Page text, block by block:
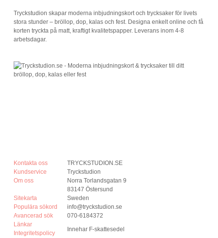
Tryckstudion skapar moderna inbjudningskort och trycksaker för livets
stora stunder – bröllop, dop, kalas och fest. Designa enkelt online och få
korten tryckta på matt, kraftigt kvalitetspapper. Leverans inom 4-8
arbetsdagar.
Kontakta oss
Kundservice
Om oss
Sitekarta
Populära sökord
Avancerad sök
Länkar
Integritetspolicy
TRYCKSTUDION.SE
Tryckstudion
Norra Torlandsgatan 9
83147 Östersund
Sweden
info@tryckstudion.se
070-6184372
Innehar F-skattesedel